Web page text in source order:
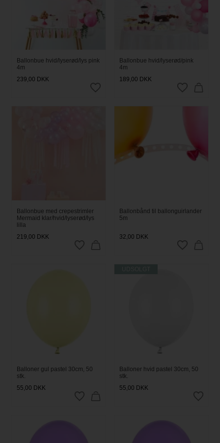
Ballonbue hvid/lyserød/lys pink
4m
239,00 DKK
Ballonbue hvid/lyserød/pink
4m
189,00 DKK
Ballonbue med crepestrimler
Mermaid klar/hvid/lyserød/lys
lilla
219,00 DKK
Ballonbånd til ballonguirlander
5m
32,00 DKK
Balloner gul pastel 30cm, 50
stk.
55,00 DKK
Balloner hvid pastel 30cm, 50
stk.
55,00 DKK